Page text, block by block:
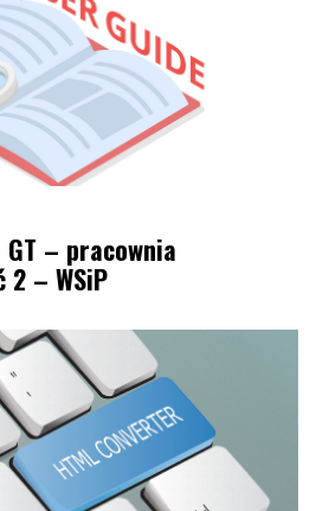
GT – pracownia
2 – WSiP